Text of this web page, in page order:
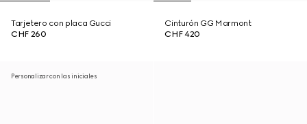
Tarjetero con placa Gucci
CHF 260
Cinturón GG Marmont
CHF 420
Personalizar con las iniciales